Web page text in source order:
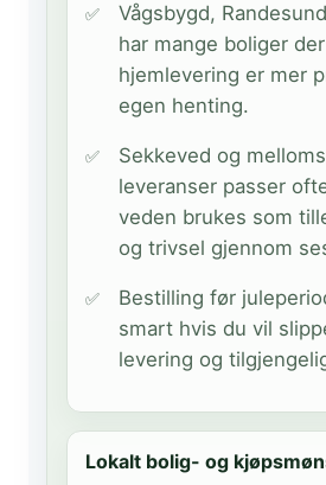
Vågsbygd,
har mange boliger der
hjemlevering er mer
egen henting.
Sekkeved og
leveranser passer
veden brukes som
og trivsel gjennom
Bestilling før
smart hvis du vil
levering og
Lokalt bolig- og